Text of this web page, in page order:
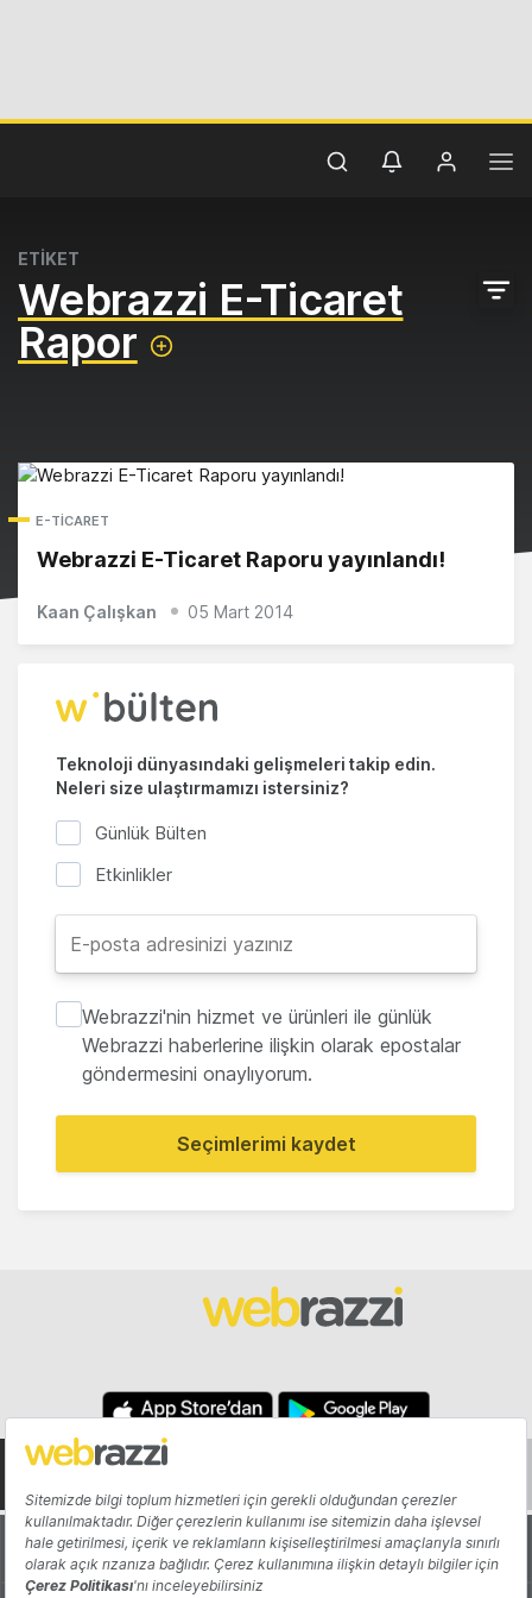
ETİKET
Webrazzi E-Ticaret
Rapor
E-TICARET
Webrazzi E-Ticaret Raporu yayınlandı!
Kaan Çalışkan 05 Mart 2014
Teknoloji dünyasındaki gelişmeleri takip edin.
Neleri size ulaştırmamızı istersiniz?
Günlük Bülten
Etkinlikler
Webrazzi'nin hizmet ve ürünleri ile günlük
Webrazzi haberlerine ilişkin olarak epostalar
göndermesini onaylıyorum.
Seçimlerimi kaydet
Hakkında Yazarlar